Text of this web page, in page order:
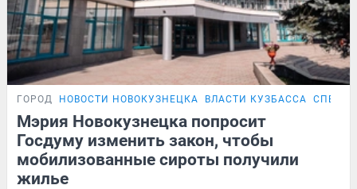
ГОРОД НОВОСТИ НОВОКУЗНЕЦКА ВЛАСТИ КУЗБАССА
Мэрия Новокузнецка попросит
Госдуму изменить закон, чтобы
мобилизованные сироты получили
жилье